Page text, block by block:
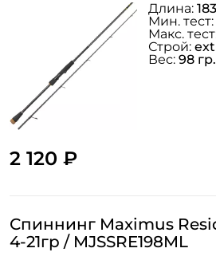
2 120 ₽
Длина:
Мин. тест:
Макс.
Строй:
Вес: 98 гр.
Спиннинг Maximus
4-21гр / MJSSRE198ML